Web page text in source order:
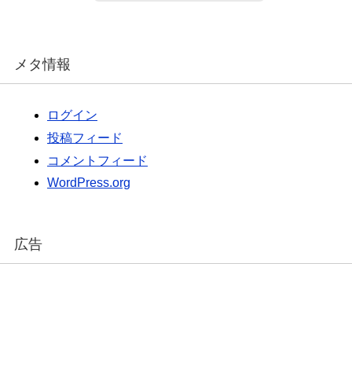
メタ情報
ログイン
投稿フィード
コメントフィード
WordPress.org
広告